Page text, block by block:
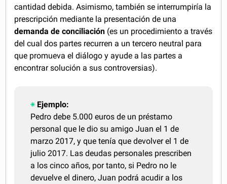
cantidad debida. Asimismo, también se interrumpiría la
prescripción mediante la presentación de una
demanda de conciliación (es un procedimiento a través
del cual dos partes recurren a un tercero neutral para
que promueva el diálogo y ayude a las partes a
encontrar solución a sus controversias).
Ejemplo:
Pedro debe 5.000 euros de un préstamo
personal que le dio su amigo Juan el 1 de
marzo 2017, y que tenía que devolver el 1 de
julio 2017. Las deudas personales prescriben
a los cinco años, por tanto, si Pedro no le
devuelve el dinero, Juan podrá acudir a los